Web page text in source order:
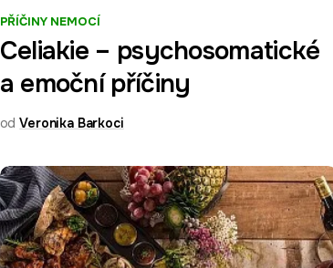
PŘÍČINY NEMOCÍ
Celiakie – psychosomatické
a emoční příčiny
odVeronika Barkoci